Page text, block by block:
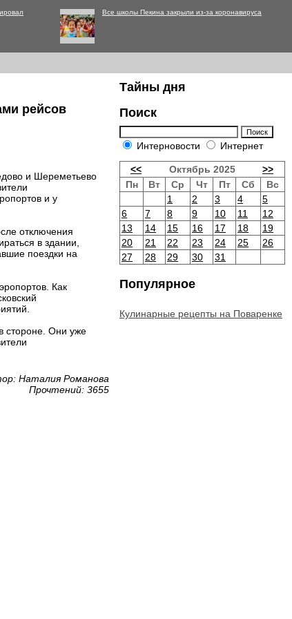
Все школы Пекина закрыли из-за коронавируса
рейсов
и Шереметьево
и у
отключения
в здании,
поездки на
Как
стороне. Они уже
Наталия Романова
Прочтений: 3655
Тайны дня
Поиск
Интерновости Интернет
<< Октябрь 2025
>>
Пн
Вт Ср Чт Пт Сб
Вс
1
2 3 4
5
6
7 8 9 10 11
12
13
14 15 16 17 18
19
20
21 22 23 24 25
26
27
28 29 30 31
Популярное
Кулинарные рецепты на Поваренке